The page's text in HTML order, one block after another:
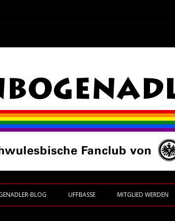
Zum Inhalt springen
BLOG UFFBASSE MITGLIED WERDEN